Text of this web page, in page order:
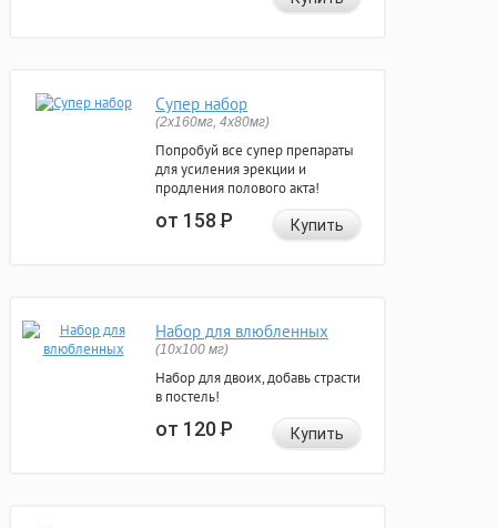
Супер набор
(2х160мг, 4х80мг)
Попробуй все супер препараты
для усиления эрекции и
продления полового акта!
от 158Р Купить
Набор для влюбленных
(10х100 мг)
Набор для двоих, добавь страсти
в постель!
от 120Р Купить